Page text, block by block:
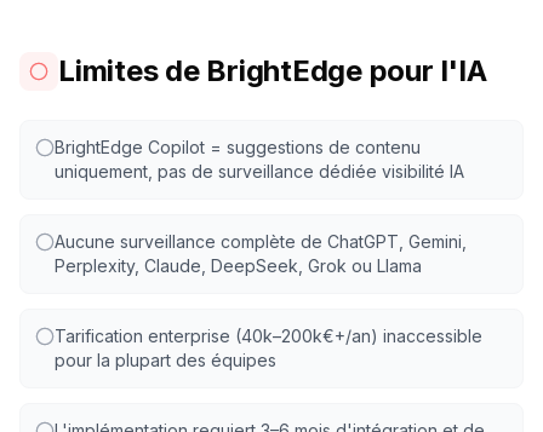
Limites de BrightEdge pour l'IA
BrightEdge Copilot = suggestions de contenu
uniquement, pas de surveillance dédiée visibilité IA
Aucune surveillance complète de ChatGPT, Gemini,
Perplexity, Claude, DeepSeek, Grok ou Llama
Tarification enterprise (40k–200k€+/an) inaccessible
pour la plupart des équipes